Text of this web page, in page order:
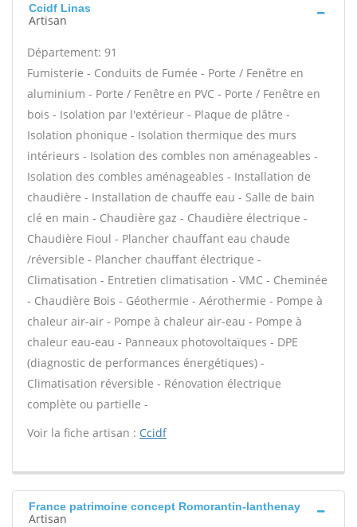
Ccidf Linas
Artisan
Département: 91
Fumisterie - Conduits de Fumée - Porte / Fenêtre en
aluminium - Porte / Fenêtre en PVC - Porte / Fenêtre en
bois - Isolation par l'extérieur - Plaque de plâtre -
Isolation phonique - Isolation thermique des murs
intérieurs - Isolation des combles non aménageables -
Isolation des combles aménageables - Installation de
chaudière - Installation de chauffe eau - Salle de bain
clé en main - Chaudière gaz - Chaudière électrique -
Chaudière Fioul - Plancher chauffant eau chaude
/réversible - Plancher chauffant électrique -
Climatisation - Entretien climatisation - VMC - Cheminée
- Chaudière Bois - Géothermie - Aérothermie - Pompe à
chaleur air-air - Pompe à chaleur air-eau - Pompe à
chaleur eau-eau - Panneaux photovoltaïques - DPE
(diagnostic de performances énergétiques) -
Climatisation réversible - Rénovation électrique
complète ou partielle -
Voir la fiche artisan : Ccidf
France patrimoine concept Romorantin-lanthenay
Artisan